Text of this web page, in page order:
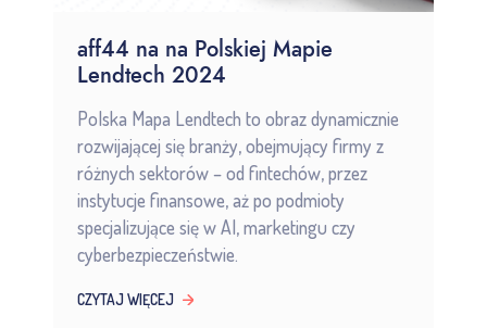
aff44 na na Polskiej Mapie
Lendtech 2024
Polska Mapa Lendtech to obraz dynamicznie
rozwijającej się branży, obejmujący firmy z
różnych sektorów – od fintechów, przez
instytucje finansowe, aż po podmioty
specjalizujące się w AI, marketingu czy
cyberbezpieczeństwie.
CZYTAJ WIĘCEJ